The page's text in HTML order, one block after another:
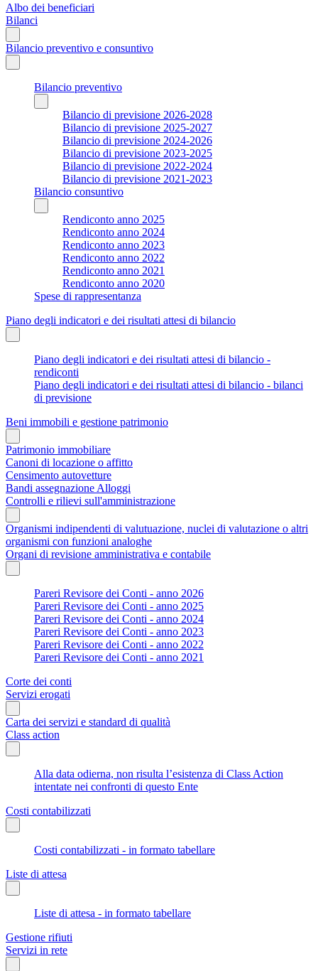
Albo dei beneficiari
Bilanci
Bilancio preventivo e consuntivo
Bilancio preventivo
Bilancio di previsione 2026-2028
Bilancio di previsione 2025-2027
Bilancio di previsione 2024-2026
Bilancio di previsione 2023-2025
Bilancio di previsione 2022-2024
Bilancio di previsione 2021-2023
Bilancio consuntivo
Rendiconto anno 2025
Rendiconto anno 2024
Rendiconto anno 2023
Rendiconto anno 2022
Rendiconto anno 2021
Rendiconto anno 2020
Spese di rappresentanza
Piano degli indicatori e dei risultati attesi di bilancio
Piano degli indicatori e dei risultati attesi di bilancio -
rendiconti
Piano degli indicatori e dei risultati attesi di bilancio - bilanci
di previsione
Beni immobili e gestione patrimonio
Patrimonio immobiliare
Canoni di locazione o affitto
Censimento autovetture
Bandi assegnazione Alloggi
Controlli e rilievi sull'amministrazione
Organismi indipendenti di valutuazione, nuclei di valutazione o altri
organismi con funzioni analoghe
Organi di revisione amministrativa e contabile
Pareri Revisore dei Conti - anno 2026
Pareri Revisore dei Conti - anno 2025
Pareri Revisore dei Conti - anno 2024
Pareri Revisore dei Conti - anno 2023
Pareri Revisore dei Conti - anno 2022
Pareri Revisore dei Conti - anno 2021
Corte dei conti
Servizi erogati
Carta dei servizi e standard di qualità
Class action
Alla data odierna, non risulta l’esistenza di Class Action
intentate nei confronti di questo Ente
Costi contabilizzati
Costi contabilizzati - in formato tabellare
Liste di attesa
Liste di attesa - in formato tabellare
Gestione rifiuti
Servizi in rete